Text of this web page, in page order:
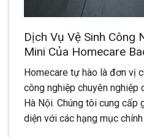
Dịch Vụ Vệ Sinh Công
Mini Của Homecare
Homecare tự hào là đơn vị
công nghiệp chuyên nghiệp
Hà Nội. Chúng tôi cung
diện với các hạng mục